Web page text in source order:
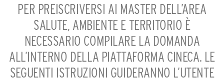
PER PREISCRIVERSI AI MASTER DELL’AREA
SALUTE, AMBIENTE E TERRITORIO È
NECESSARIO COMPILARE LA DOMANDA
ALL’INTERNO DELLA PIATTAFORMA CINECA. LE
SEGUENTI ISTRUZIONI GUIDERANNO L’UTENTE